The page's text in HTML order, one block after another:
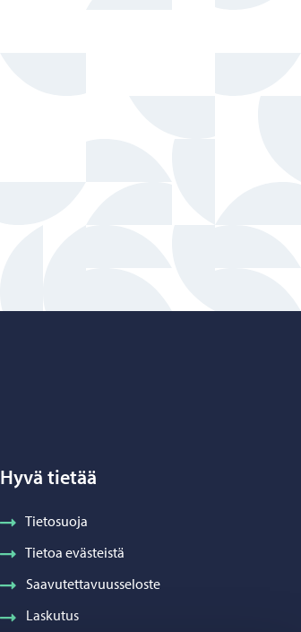
Hyvä tietää
Tietosuoja
Tietoa evästeistä
Saavutettavuusseloste
Laskutus